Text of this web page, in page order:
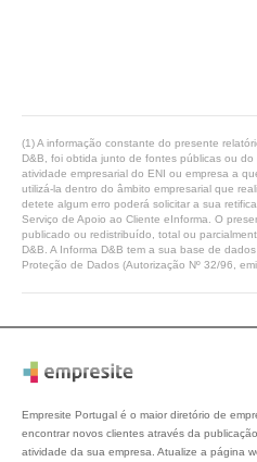
(1) A informação constante do presente
D&B, foi obtida junto de fontes públicas ou
atividade empresarial do ENI ou empresa a
utilizá-la dentro do âmbito empresarial que
detete algum erro poderá solicitar a sua
Serviço de Apoio ao Cliente eInforma. O
publicado ou redistribuído, total ou
D&B. A Informa D&B tem a sua base de
Proteção de Dados (Autorização Nº 32/96,
Empresite Portugal é o maior diretório de
encontrar novos clientes através da
atividade da sua empresa. Atualize a página